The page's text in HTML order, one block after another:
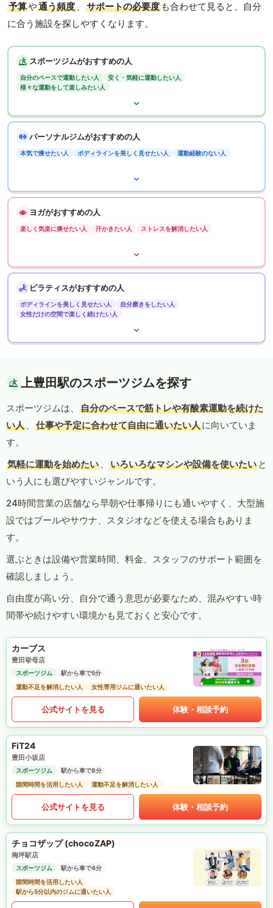
予算や通う頻度 、 サポートの必要度 も合わせて見ると、自分
に合う施設を探しやすくなります。
スポーツジムがおすすめの人
自分のペースで運動したい人
安く・気軽に運動したい人
様々な運動をして楽しみたい人
パーソナルジムがおすすめの人
本気で痩せたい人 ボディラインを美しく見せたい人 運動経験のない人
ヨガがおすすめの人
楽しく気楽に痩せたい人 汗かきたい人 ストレスを解消したい人
ピラティスがおすすめの人
ボディラインを美しく見せたい人
自分磨きをしたい人
女性だけの空間で楽しく続けたい人
上豊田駅のスポーツジムを探す
スポーツジムは、
自分のペースで筋トレや有酸素運動を続けた
い人 、 仕事や予定に合わせて自由に通いたい人に向いていま
す。
気軽に運動を始めたい 、 いろいろなマシンや設備を使いたい と
いう人にも選びやすいジャンルです。
24時間営業の店舗なら早朝や仕事帰りにも通いやすく、大型施
設ではプールやサウナ、スタジオなどを使える場合もありま
す。
選ぶときは設備や営業時間、料金、スタッフのサポート範囲を
確認しましょう。
自由度が高い分、自分で通う意思が必要なため、混みやすい時
間帯や続けやすい環境かも見ておくと安心です。
カーブス
豊田挙母店
スポーツジム
駅から車で5分
運動不足を解消したい人
女性専用ジムに通いたい人
公式サイトを見る 体験・相談予約
FiT24
豊田小坂店
スポーツジム
駅から車で8分
隙間時間を活用したい人
運動不足を解消したい人
公式サイトを見る 体験・相談予約
チョコザップ (chocoZAP)
梅坪駅店
スポーツジム
駅から車で4分
隙間時間を活用したい人
駅から5分以内のジムに通いたい人